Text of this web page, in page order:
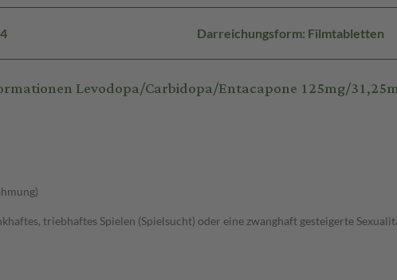
Darreichungsform: Filmtabletten
Levodopa/Carbidopa/Entacapone 125mg/
triebhaftes Spielen (Spielsucht) oder eine zwanghaft gesteigerte